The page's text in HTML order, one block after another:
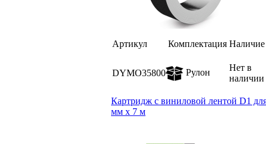
Артикул Комплектация Наличие
DYMO35800 Рулон
Нет в
наличии
Картридж с виниловой лентой D1
мм х 7 м